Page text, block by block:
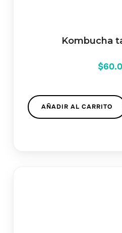
Kombucha
$
AÑADIR AL CARRITO